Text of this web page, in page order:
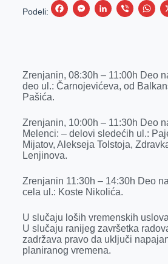
Podeli:
F
b
k
M
e
e
r
L
e
n
V
r
W
s
p
Zrenjanin, 08:30h – 11:00h Deo
deo ul.: Čarnojevićeva, od
Pašića.
Zrenjanin, 10:00h – 11:30h Deo
Melenci: – delovi sledećih ul.:
Mijatov, Alekseja Tolstoja,
Lenjinova.
Zrenjanin 11:30h – 14:30h Deo
cela ul.: Koste Nikolića.
U slučaju loših vremenskih
U slučaju ranijeg završetka
zadržava pravo da uključi
planiranog vremena.